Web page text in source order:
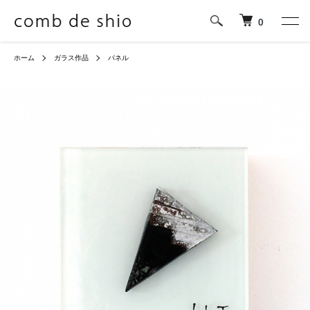
0
ホーム ガラス作品 パネル